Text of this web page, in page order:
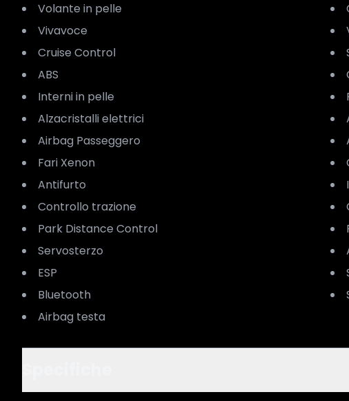
Volante in pelle
Vivavoce
Cruise Control
ABS
Interni in pelle
Alzacristalli elettrici
Airbag Passeggero
Fari Xenon
Antifurto
Controllo trazione
Park Distance Control
Servosterzo
ESP
Bluetooth
Airbag testa